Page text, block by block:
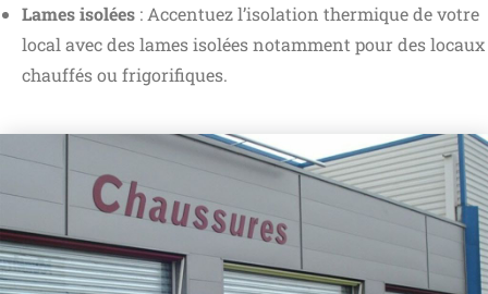
Lames isolées : Accentuez l’isolation thermique de votre
local avec des lames isolées notamment pour des locaux
chauffés ou frigorifiques.